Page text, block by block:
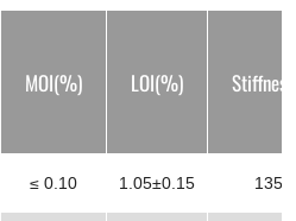
MOI(%) LOI(%)
≤ 0.10 1.05±0.15